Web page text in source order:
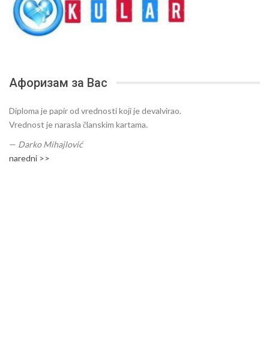
Афоризам за Вас
Diploma je papir od vrednosti koji je devalvirao.
Vrednost je narasla članskim kartama.
— Darko Mihajlović
naredni >>